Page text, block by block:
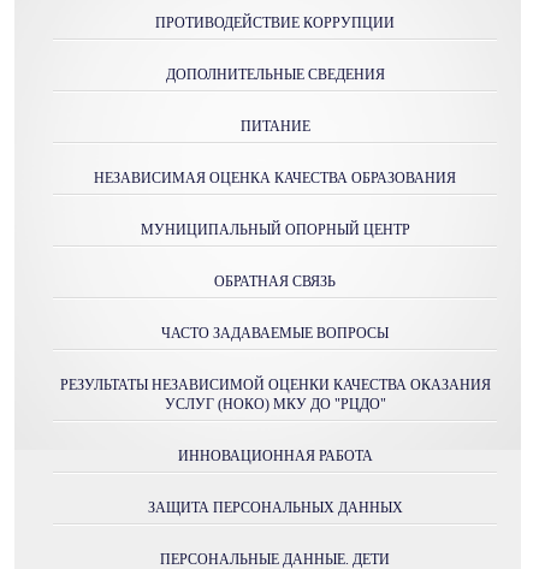
ПРОТИВОДЕЙСТВИЕ КОРРУПЦИИ
ДОПОЛНИТЕЛЬНЫЕ СВЕДЕНИЯ
ПИТАНИЕ
НЕЗАВИСИМАЯ ОЦЕНКА КАЧЕСТВА ОБРАЗОВАНИЯ
МУНИЦИПАЛЬНЫЙ ОПОРНЫЙ ЦЕНТР
ОБРАТНАЯ СВЯЗЬ
ЧАСТО ЗАДАВАЕМЫЕ ВОПРОСЫ
РЕЗУЛЬТАТЫ НЕЗАВИСИМОЙ ОЦЕНКИ КАЧЕСТВА ОКАЗАНИЯ
УСЛУГ (НОКО) МКУ ДО "РЦДО"
ИННОВАЦИОННАЯ РАБОТА
ЗАЩИТА ПЕРСОНАЛЬНЫХ ДАННЫХ
ПЕРСОНАЛЬНЫЕ ДАННЫЕ. ДЕТИ